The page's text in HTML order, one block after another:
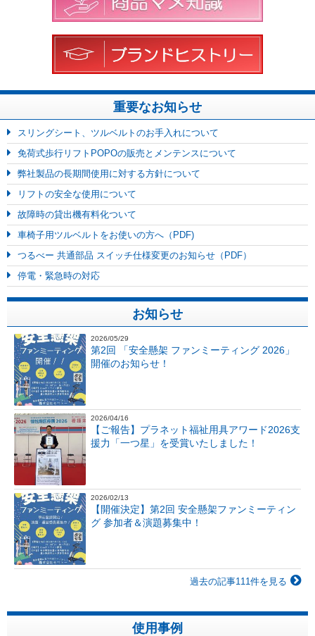
重要なお知らせ
スリングシート、ツルベルトのお手入れについて
免荷式歩行リフトPOPOの販売とメンテンスについて
弊社製品の長期間使用に対する方針について
リフトの安全な使用について
故障時の貸出機有料化ついて
車椅子用ツルベルトをお使いの方へ（PDF)
つるべー 共通部品 スイッチ仕様変更のお知らせ（PDF）
停電・緊急時の対応
お知らせ
2026/05/29
第2回 「安全懸架 ファンミーティング 2026」
開催のお知らせ！
2026/04/16
【ご報告】プラネット福祉用具アワード2026支
援力「一つ星」を受賞いたしました！
2026/02/13
【開催決定】第2回 安全懸架ファンミーティン
グ 参加者＆演題募集中！
過去の記事111件を見る
使用事例